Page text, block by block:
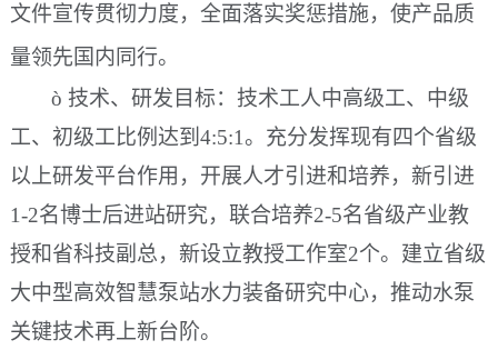
文件宣传贯彻力度，全面落实奖惩措施，使产品质
量领先国内同行。
ò 技术、研发目标：技术工人中高级工、中级
工、初级工比例达到 4:5:1。充分发挥现有四个省级
以上研发平台作用，开展人才引进和培养，新引进
1-2名博士后进站研究，联合培养2-5名省级产业教
授和省科技副总，新设立教授工作室2个。建立省级
大中型高效智慧泵站水力装备研究中心，推动水泵
关键技术再上新台阶。